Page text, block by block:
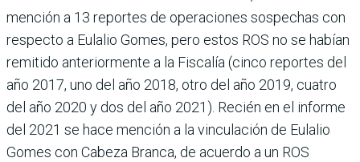
mención a 13 reportes de operaciones sospechas con
respecto a Eulalio Gomes, pero estos ROS no se habían
remitido anteriormente a la Fiscalía (cinco reportes del
año 2017, uno del año 2018, otro del año 2019, cuatro
del año 2020 y dos del año 2021). Recién en el informe
del 2021 se hace mención a la vincu­lación de Eulalio
Gomes con Cabeza Branca, de acuerdo a un ROS